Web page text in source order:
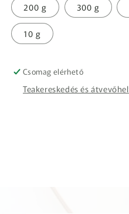
200 g 300 g
10 g
Csomag elérhető